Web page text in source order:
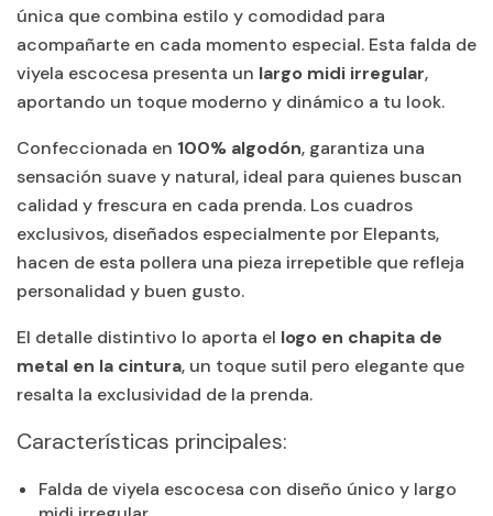
única que combina estilo y comodidad para
acompañarte en cada momento especial. Esta falda de
viyela escocesa presenta un largo midi irregular,
aportando un toque moderno y dinámico a tu look.
Confeccionada en 100% algodón, garantiza una
sensación suave y natural, ideal para quienes buscan
calidad y frescura en cada prenda. Los cuadros
exclusivos, diseñados especialmente por Elepants,
hacen de esta pollera una pieza irrepetible que refleja
personalidad y buen gusto.
El detalle distintivo lo aporta el logo en chapita de
metal en la cintura, un toque sutil pero elegante que
resalta la exclusividad de la prenda.
Características principales:
Falda de viyela escocesa con diseño único y largo